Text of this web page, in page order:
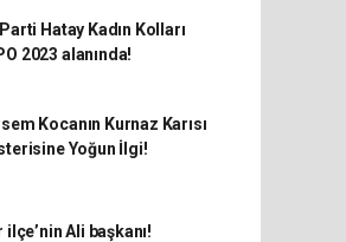
Hatay Kadın Kolları
2023 alanında!
Kocanın Kurnaz Karısı
Yoğun İlgi!
ilçe’nin Ali başkanı!